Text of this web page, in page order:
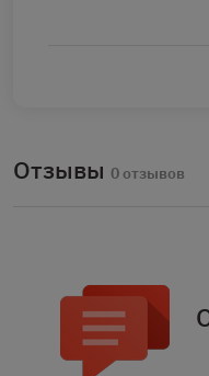
Отзывы 0 отзывов